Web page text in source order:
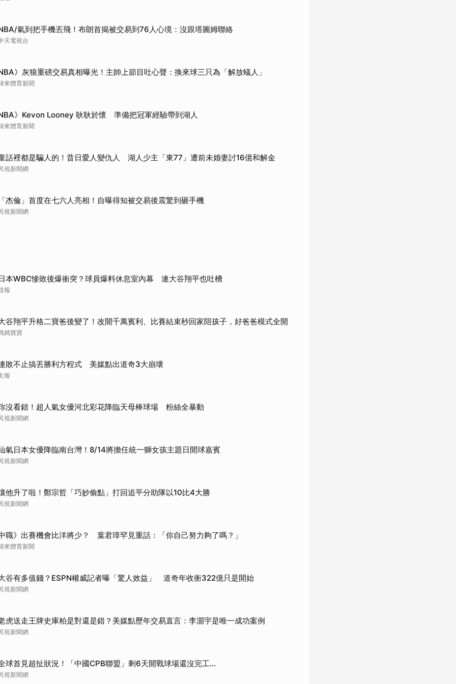
氣到把手機丟飛！布朗首揭被交易到76人心境：沒跟塔圖姆聯絡
天電視台
》灰狼重磅交易真相曝光！主帥上節目吐心聲：換來球三只為「解放蟻人」
來體育新聞
》Kevon Looney 耿耿於懷 準備把冠軍經驗帶到湖人
來體育新聞
話裡都是騙人的！昔日愛人變仇人 湖人少主「東77」遭前未婚妻討16億和解金
視新聞網
杰倫」首度在七六人亮相！自曝得知被交易後震驚到砸手機
視新聞網
本WBC慘敗後爆衝突？球員爆料休息室內幕 連大谷翔平也吐槽
報
谷翔平升格二寶爸後變了！改開千萬賓利、比賽結束秒回家陪孩子，好爸爸模式全開
媽寶寶
敗不止搞丟勝利方程式 美媒點出道奇3大崩壞
報
沒看錯！超人氣女優河北彩花降臨天母棒球場 粉絲全暴動
視新聞網
氣日本女優降臨南台灣！8/14將擔任統一獅女孩主題日開球嘉賓
視新聞網
他升了啦！鄭宗哲「巧妙偷點」打回追平分助隊以10比4大勝
視新聞網
職》出賽機會比洋將少？ 葉君璋罕見重話：「你自己努力夠了嗎？」
來體育新聞
谷有多值錢？ESPN權威記者曝「驚人效益」 道奇年收衝322億只是開始
視新聞網
虎送走王牌史庫柏是對還是錯？美媒點歷年交易直言：李灝宇是唯一成功案例
視新聞網
球首見超扯狀況！「中國CPB聯盟」剩6天開戰球場還沒完工...
視新聞網